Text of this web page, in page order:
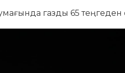
газды 65 теңгеден